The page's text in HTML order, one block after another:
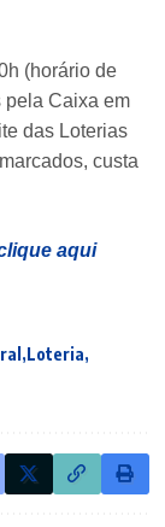
(horário de
pela Caixa em
das Loterias
custa
aqui
Loteria